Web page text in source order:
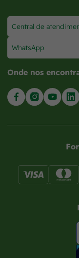
Central de
WhatsApp
Onde nos